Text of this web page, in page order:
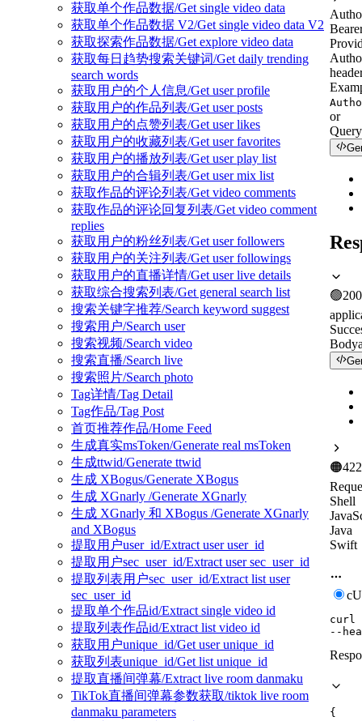
获取单个作品数据/Get single video data
获取单个作品数据 V2/Get single video data V2
获取探索作品数据/Get explore video data
获取每日趋势搜索关键词/Get daily trending
search words
获取用户的个人信息/Get user profile
获取用户的作品列表/Get user posts
获取用户的点赞列表/Get user likes
获取用户的收藏列表/Get user favorites
获取用户的播放列表/Get user play list
获取用户的合辑列表/Get user mix list
获取作品的评论列表/Get video comments
获取作品的评论回复列表/Get video comment
replies
获取用户的粉丝列表/Get user followers
获取用户的关注列表/Get user followings
获取用户的直播详情/Get user live details
获取综合搜索列表/Get general search list
搜索关键字推荐/Search keyword suggest
搜索用户/Search user
搜索视频/Search video
搜索直播/Search live
搜索照片/Search photo
Tag详情/Tag Detail
Tag作品/Tag Post
首页推荐作品/Home Feed
生成真实msToken/Generate real msToken
生成ttwid/Generate ttwid
生成 XBogus/Generate XBogus
生成 XGnarly /Generate XGnarly
生成 XGnarly 和 XBogus /Generate XGnarly
and XBogus
提取用户user_id/Extract user user_id
提取用户sec_user_id/Extract user sec_user_id
提取列表用户sec_user_id/Extract list user
sec_user_id
提取单个作品id/Extract single video id
提取列表作品id/Extract list video id
获取用户unique_id/Get user unique_id
获取列表unique_id/Get list unique_id
提取直播间弹幕/Extract live room danmaku
TikTok直播间弹幕参数获取/tiktok live room
danmaku parameters
or
🟢200
Body
🟠422
Shell
Java
Swift
curl
--
{